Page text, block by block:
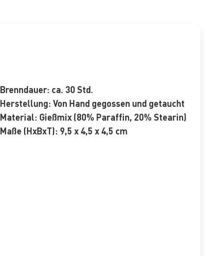
Brenndauer: ca. 30 Std.
Herstellung: Von Hand gegossen und getaucht
Material: Gießmix (80% Paraffin, 20% Stearin)
Maße (HxBxT): 9,5 x 4,5 x 4,5 cm